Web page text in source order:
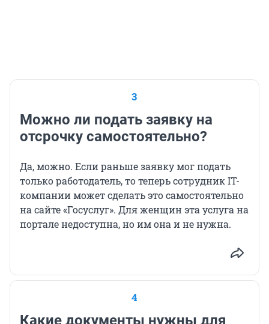
3
Можно ли подать заявку на
отсрочку самостоятельно?
Да, можно. Если раньше заявку мог подать
только работодатель, то теперь сотрудник IT-
компании может сделать это самостоятельно
на сайте «Госуслуг». Для женщин эта услуга на
портале недоступна, но им она и не нужна.
4